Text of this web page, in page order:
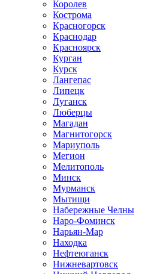
Королев
Кострома
Красногорск
Краснодар
Красноярск
Курган
Курск
Лангепас
Липецк
Луганск
Люберцы
Магадан
Магнитогорск
Мариуполь
Мегион
Мелитополь
Минск
Мурманск
Мытищи
Набережные Челны
Наро-Фоминск
Нарьян-Мар
Находка
Нефтеюганск
Нижневартовск